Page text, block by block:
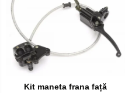
Kit maneta frana față